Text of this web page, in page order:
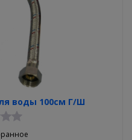
воды 100см Г/Ш